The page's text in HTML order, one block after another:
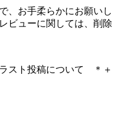
、お手柔らかにお願いし
ビューに関しては、削除
スト投稿について ＊＋